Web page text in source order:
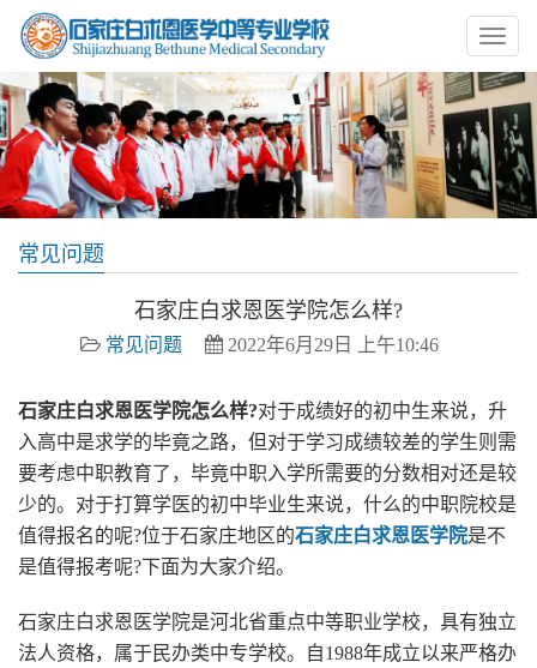
常见问题
石家庄白求恩医学院怎么样?
常见问题 2022年6月29日 上午10:46
石家庄白求恩医学院怎么样?对于成绩好的初中生来说，升
入高中是求学的毕竟之路，但对于学习成绩较差的学生则需
要考虑中职教育了，毕竟中职入学所需要的分数相对还是较
少的。对于打算学医的初中毕业生来说，什么的中职院校是
值得报名的呢?位于石家庄地区的石家庄白求恩医学院是不
是值得报考呢?下面为大家介绍。
石家庄白求恩医学院是河北省重点中等职业学校，具有独立
法人资格，属于民办类中专学校。自1988年成立以来严格办